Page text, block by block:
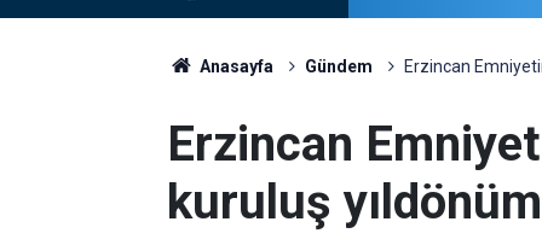
Anasayfa Gündem Erzincan
Erzincan
kuruluş